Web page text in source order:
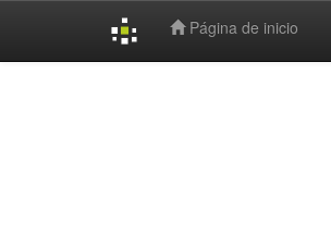
Página de inicio